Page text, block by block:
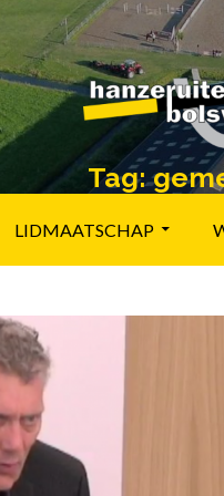
Tag:
LIDMAATSCHAP